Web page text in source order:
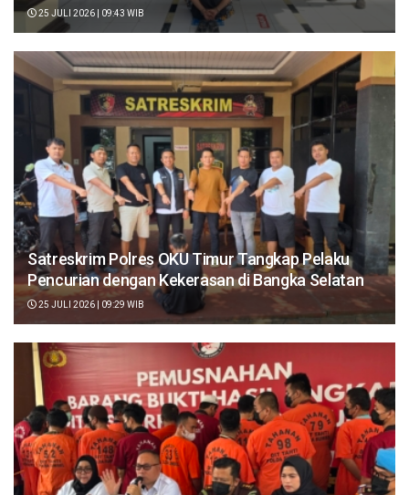
25 JULI 2026 | 09:43 WIB
Satreskrim Polres OKU Timur Tangkap Pelaku
Pencurian dengan Kekerasan di Bangka Selatan
25 JULI 2026 | 09:29 WIB